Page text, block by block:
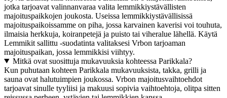
jotka tarjoavat valinnanvaraa valita lemmikkiystävällisten
majoituspaikkojen joukosta. Useissa lemmikkiystävällisissä
majoituspaikoissamme on piha, jossa karvainen kaverisi voi touhuta,
ilmaisia herkkuja, koiranpetejä ja puisto tai viheralue lähellä. Käytä
Lemmikit sallittu -suodatinta valitaksesi Vrbon tarjoaman
majoituspaikan, jossa lemmikkisi viihtyy.
Mitkä ovat suosittuja mukavuuksia kohteessa Parikkala?
Kun puhutaan kohteen Parikkala mukavuuksista, takka, grilli ja
sauna ovat halutuimpien joukossa. Vrbon majoitusvaihtoehdot
tarjoavat sinulle tyyliisi ja makuusi sopivia vaihtoehtoja, olitpa sitten